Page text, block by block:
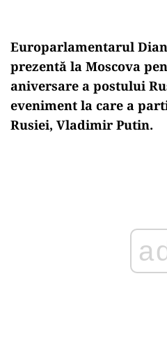
Europarlamentarul
prezentă la Moscova
aniversare a postului
eveniment la care a
Rusiei, Vladimir Putin.